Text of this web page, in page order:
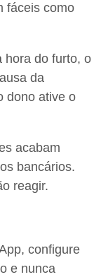
fáceis como
hora do furto, o
da
dono ative o
acabam
bancários.
reagir.
configure
e nunca